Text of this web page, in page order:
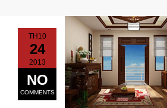
TH10
24
2013
NO
COMMENTS